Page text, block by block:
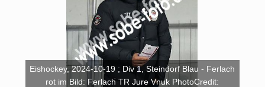
Eishockey, 2024-10-19 ; Div 1, Steindorf Blau - Ferlach
rot im Bild: Ferlach TR Jure Vnuk PhotoCredit: